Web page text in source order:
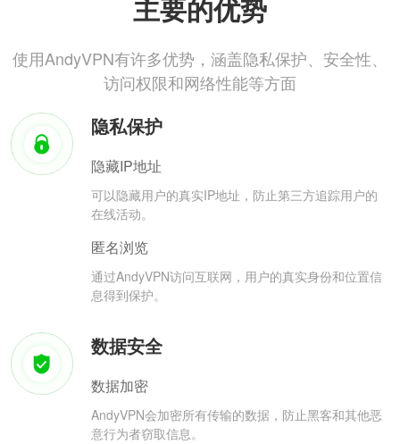
主要的优势
使用AndyVPN有许多优势，涵盖隐私保护、安全性、
访问权限和网络性能等方面
隐私保护
隐藏IP地址
可以隐藏用户的真实IP地址，防止第三方追踪用户的
在线活动。
匿名浏览
通过AndyVPN访问互联网，用户的真实身份和位置信
息得到保护。
数据安全
数据加密
AndyVPN会加密所有传输的数据，防止黑客和其他恶
意行为者窃取信息。